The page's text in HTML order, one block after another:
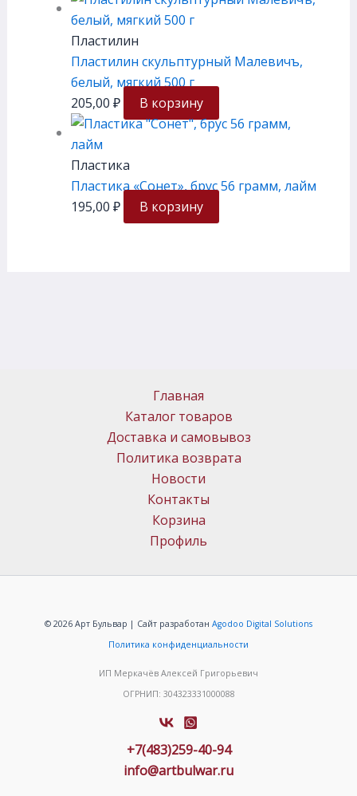
Пластилин
Пластилин скульптурный Малевичъ,
белый, мягкий 500 г
205,00 ₽ В корзину
Пластика
Пластика «Сонет», брус 56 грамм, лайм
195,00 ₽ В корзину
Главная
Каталог товаров
Доставка и самовывоз
Политика возврата
Новости
Контакты
Корзина
Профиль
© 2026 Арт Бульвар | Сайт разработан Agodoo Digital Solutions
Политика конфиденциальности
ИП Меркачёв Алексей Григорьевич
ОГРНИП: 304323331000088
+7(483)259-40-94
info@artbulwar.ru